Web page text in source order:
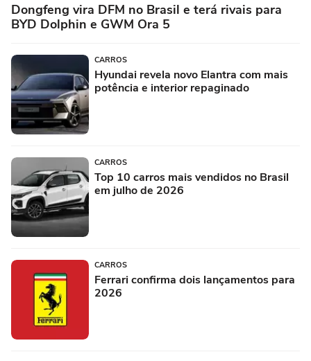
Dongfeng vira DFM no Brasil e terá rivais para
BYD Dolphin e GWM Ora 5
CARROS
Hyundai revela novo Elantra com mais
potência e interior repaginado
CARROS
Top 10 carros mais vendidos no Brasil
em julho de 2026
CARROS
Ferrari confirma dois lançamentos para
2026